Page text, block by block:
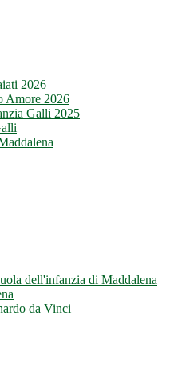
2026
Amore 2026
Galli 2025
dell'infanzia di Maddalena
da Vinci